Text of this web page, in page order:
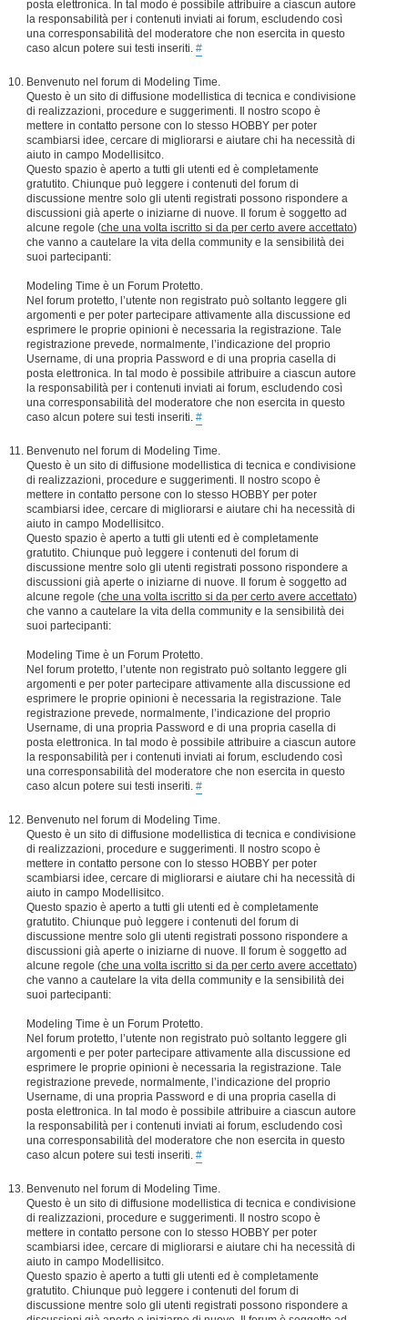
posta elettronica. In tal modo è possibile attribuire a ciascun autore
la responsabilità per i contenuti inviati ai forum, escludendo così
una corresponsabilità del moderatore che non esercita in questo
caso alcun potere sui testi inseriti. #
Benvenuto nel forum di Modeling Time.
Questo è un sito di diffusione modellistica di tecnica e condivisione
di realizzazioni, procedure e suggerimenti. Il nostro scopo è
mettere in contatto persone con lo stesso HOBBY per poter
scambiarsi idee, cercare di migliorarsi e aiutare chi ha necessità di
aiuto in campo Modellisitco.
Questo spazio è aperto a tutti gli utenti ed è completamente
gratutito. Chiunque può leggere i contenuti del forum di
discussione mentre solo gli utenti registrati possono rispondere a
discussioni già aperte o iniziarne di nuove. Il forum è soggetto ad
alcune regole (che una volta iscritto si da per certo avere accettato)
che vanno a cautelare la vita della community e la sensibilità dei
suoi partecipanti:
Modeling Time è un Forum Protetto.
Nel forum protetto, l’utente non registrato può soltanto leggere gli
argomenti e per poter partecipare attivamente alla discussione ed
esprimere le proprie opinioni è necessaria la registrazione. Tale
registrazione prevede, normalmente, l’indicazione del proprio
Username, di una propria Password e di una propria casella di
posta elettronica. In tal modo è possibile attribuire a ciascun autore
la responsabilità per i contenuti inviati ai forum, escludendo così
una corresponsabilità del moderatore che non esercita in questo
caso alcun potere sui testi inseriti. #
Benvenuto nel forum di Modeling Time.
Questo è un sito di diffusione modellistica di tecnica e condivisione
di realizzazioni, procedure e suggerimenti. Il nostro scopo è
mettere in contatto persone con lo stesso HOBBY per poter
scambiarsi idee, cercare di migliorarsi e aiutare chi ha necessità di
aiuto in campo Modellisitco.
Questo spazio è aperto a tutti gli utenti ed è completamente
gratutito. Chiunque può leggere i contenuti del forum di
discussione mentre solo gli utenti registrati possono rispondere a
discussioni già aperte o iniziarne di nuove. Il forum è soggetto ad
alcune regole (che una volta iscritto si da per certo avere accettato)
che vanno a cautelare la vita della community e la sensibilità dei
suoi partecipanti:
Modeling Time è un Forum Protetto.
Nel forum protetto, l’utente non registrato può soltanto leggere gli
argomenti e per poter partecipare attivamente alla discussione ed
esprimere le proprie opinioni è necessaria la registrazione. Tale
registrazione prevede, normalmente, l’indicazione del proprio
Username, di una propria Password e di una propria casella di
posta elettronica. In tal modo è possibile attribuire a ciascun autore
la responsabilità per i contenuti inviati ai forum, escludendo così
una corresponsabilità del moderatore che non esercita in questo
caso alcun potere sui testi inseriti. #
Benvenuto nel forum di Modeling Time.
Questo è un sito di diffusione modellistica di tecnica e condivisione
di realizzazioni, procedure e suggerimenti. Il nostro scopo è
mettere in contatto persone con lo stesso HOBBY per poter
scambiarsi idee, cercare di migliorarsi e aiutare chi ha necessità di
aiuto in campo Modellisitco.
Questo spazio è aperto a tutti gli utenti ed è completamente
gratutito. Chiunque può leggere i contenuti del forum di
discussione mentre solo gli utenti registrati possono rispondere a
discussioni già aperte o iniziarne di nuove. Il forum è soggetto ad
alcune regole (che una volta iscritto si da per certo avere accettato)
che vanno a cautelare la vita della community e la sensibilità dei
suoi partecipanti:
Modeling Time è un Forum Protetto.
Nel forum protetto, l’utente non registrato può soltanto leggere gli
argomenti e per poter partecipare attivamente alla discussione ed
esprimere le proprie opinioni è necessaria la registrazione. Tale
registrazione prevede, normalmente, l’indicazione del proprio
Username, di una propria Password e di una propria casella di
posta elettronica. In tal modo è possibile attribuire a ciascun autore
la responsabilità per i contenuti inviati ai forum, escludendo così
una corresponsabilità del moderatore che non esercita in questo
caso alcun potere sui testi inseriti. #
Benvenuto nel forum di Modeling Time.
Questo è un sito di diffusione modellistica di tecnica e condivisione
di realizzazioni, procedure e suggerimenti. Il nostro scopo è
mettere in contatto persone con lo stesso HOBBY per poter
scambiarsi idee, cercare di migliorarsi e aiutare chi ha necessità di
aiuto in campo Modellisitco.
Questo spazio è aperto a tutti gli utenti ed è completamente
gratutito. Chiunque può leggere i contenuti del forum di
discussione mentre solo gli utenti registrati possono rispondere a